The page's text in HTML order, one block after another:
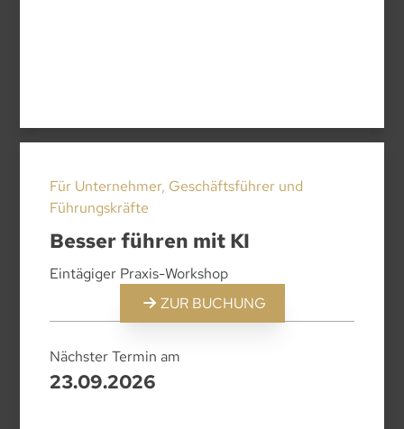
Nächster Termin am
23.09.2026
Für Unternehmer, Geschäftsführer und
Führungskräfte
Besser führen mit KI
Eintägiger Praxis-Workshop
ZUR BUCHUNG